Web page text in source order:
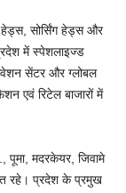
हेड्स, सोर्सिंग हेड्स और
में स्पेशलाइज्ड
सेंटर और ग्लोबल
एवं रिटेल बाजारों में
पूमा, मदरकेयर, जिवामे
रहे। प्रदेश के प्रमुख